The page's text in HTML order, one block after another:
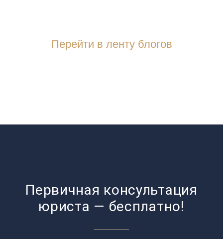
Перейти в ленту блогов
Первичная консультация
юриста — бесплатно!